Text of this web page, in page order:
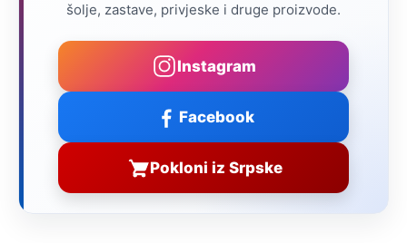
šolje, zastave, privjeske i druge proizvode.
Instagram
Facebook
Pokloni iz Srpske